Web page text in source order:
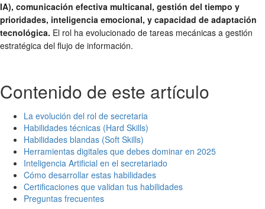
IA), comunicación efectiva multicanal, gestión del tiempo y
prioridades, inteligencia emocional, y capacidad de adaptación
tecnológica. El rol ha evolucionado de tareas mecánicas a gestión
estratégica del flujo de información.
Contenido de este artículo
La evolución del rol de secretaria
Habilidades técnicas (Hard Skills)
Habilidades blandas (Soft Skills)
Herramientas digitales que debes dominar en 2025
Inteligencia Artificial en el secretariado
Cómo desarrollar estas habilidades
Certificaciones que validan tus habilidades
Preguntas frecuentes